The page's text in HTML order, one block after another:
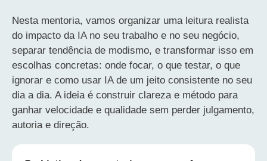
Nesta mentoria, vamos organizar uma leitura realista
do impacto da IA no seu trabalho e no seu negócio,
separar tendência de modismo, e transformar isso em
escolhas concretas: onde focar, o que testar, o que
ignorar e como usar IA de um jeito consistente no seu
dia a dia. A ideia é construir clareza e método para
ganhar velocidade e qualidade sem perder julgamento,
autoria e direção.